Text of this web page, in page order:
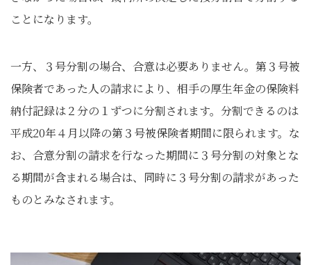
ことになります。
一方、３号分割の場合、合意は必要ありません。第３号被
保険者であった人の請求により、相手の厚生年金の保険料
納付記録は２分の１ずつに分割されます。分割できるのは
平成20年４月以降の第３号被保険者期間に限られます。な
お、合意分割の請求を行なった期間に３号分割の対象とな
る期間が含まれる場合は、同時に３号分割の請求があった
ものとみなされます。